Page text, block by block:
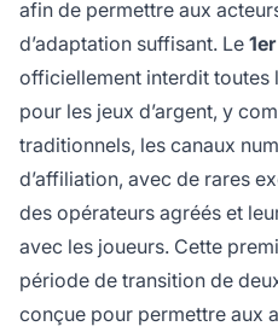
afin de permettre aux
d’adaptation suffisant. Le
officiellement interdit toutes
pour les jeux d’argent, y
traditionnels, les canaux
d’affiliation, avec de rares
des opérateurs agréés et
avec les joueurs. Cette
période de transition de
conçue pour permettre aux